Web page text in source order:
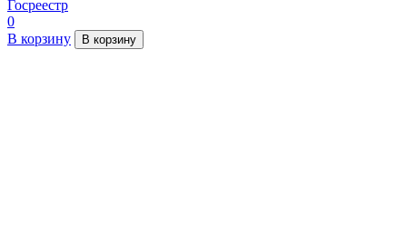
Госреестр
0
В корзину
В корзину